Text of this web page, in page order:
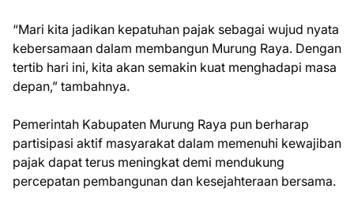
“Mari kita jadikan kepatuhan pajak sebagai wujud nyata
kebersamaan dalam membangun Murung Raya. Dengan
tertib hari ini, kita akan semakin kuat menghadapi masa
depan,” tambahnya.
Pemerintah Kabupaten Murung Raya pun berharap
partisipasi aktif masyarakat dalam memenuhi kewajiban
pajak dapat terus meningkat demi mendukung
percepatan pembangunan dan kesejahteraan bersama.